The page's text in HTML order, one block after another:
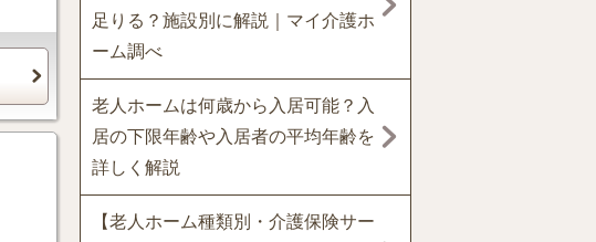
足りる？施設別に解説｜マイ介護ホ
ーム調べ
老人ホームは何歳から入居可能？入
居の下限年齢や入居者の平均年齢を
詳しく解説
【老人ホーム種類別・介護保険サー